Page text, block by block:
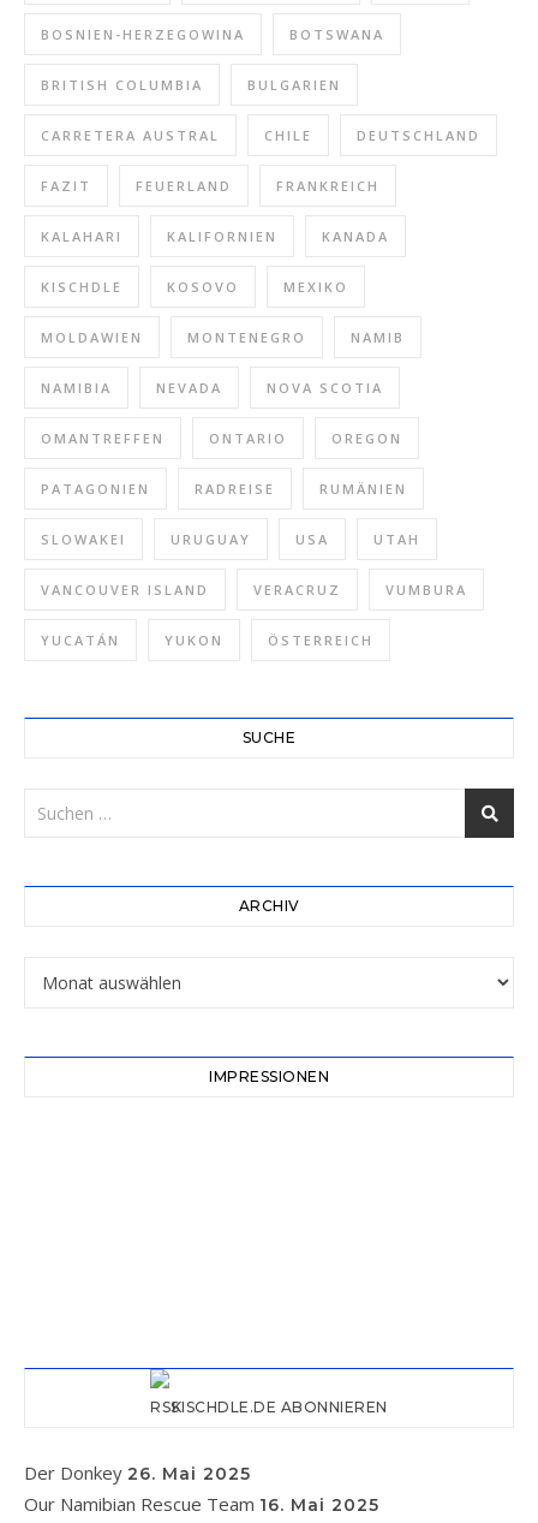
BOSNIEN-HERZEGOWINA BOTSWANA
BRITISH COLUMBIA BULGARIEN
CARRETERA AUSTRAL CHILE DEUTSCHLAND
FAZIT FEUERLAND FRANKREICH
KALAHARI KALIFORNIEN KANADA
KISCHDLE KOSOVO MEXIKO
MOLDAWIEN MONTENEGRO NAMIB
NAMIBIA NEVADA NOVA SCOTIA
OMANTREFFEN ONTARIO OREGON
PATAGONIEN RADREISE RUMÄNIEN
SLOWAKEI URUGUAY USA UTAH
VANCOUVER ISLAND VERACRUZ VUMBURA
YUCATÁN YUKON ÖSTERREICH
SUCHE
ARCHIV
IMPRESSIONEN
KISCHDLE.DE ABONNIEREN
Der Donkey 26. Mai 2025
Our Namibian Rescue Team 16. Mai 2025